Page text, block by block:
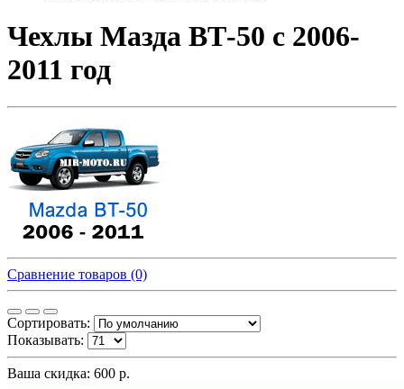
Чехлы Мазда ВТ-50 с 2006-
2011 год
Сравнение товаров (0)
Сортировать:
Показывать:
Ваша скидка: 600 р.